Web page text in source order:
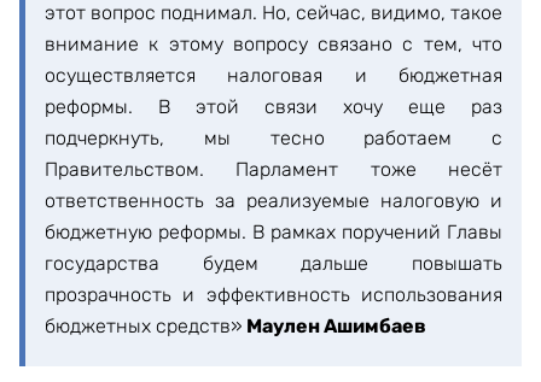
этот вопрос поднимал. Но, сейчас, видимо, такое
внимание к этому вопросу связано с тем, что
осуществляется налоговая и бюджетная
реформы. В этой связи хочу еще раз
подчеркнуть, мы тесно работаем с
Правительством. Парламент тоже несёт
ответственность за реализуемые налоговую и
бюджетную реформы. В рамках поручений Главы
государства будем дальше повышать
прозрачность и эффективность использования
бюджетных средств» Маулен Ашимбаев